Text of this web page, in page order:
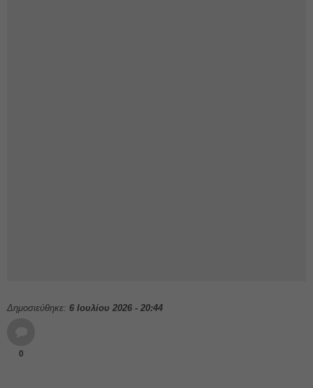
Δημοσιεύθηκε: 6 Ιουλίου 2026 - 20:44
0